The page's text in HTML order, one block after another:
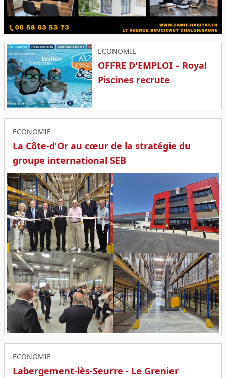
ECONOMIE
OFFRE D'EMPLOI – Royal
Piscines recrute
ECONOMIE
La Côte-d’Or au cœur de la stratégie du
groupe international SEB
ECONOMIE
Labergement-lès-Seurre - Le Grenier